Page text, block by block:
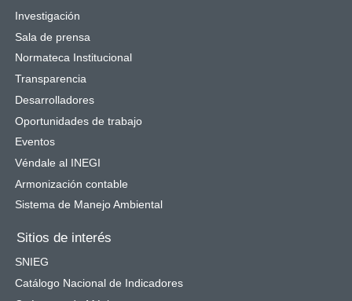
Investigación
Sala de prensa
Normateca Institucional
Transparencia
Desarrolladores
Oportunidades de trabajo
Eventos
Véndale al INEGI
Armonización contable
Sistema de Manejo Ambiental
Sitios de interés
SNIEG
Catálogo Nacional de Indicadores